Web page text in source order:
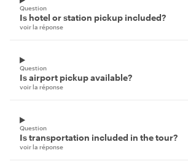
Question
Is hotel or station pickup included?
voir la réponse
Question
Is airport pickup available?
voir la réponse
Question
Is transportation included in the tour?
voir la réponse